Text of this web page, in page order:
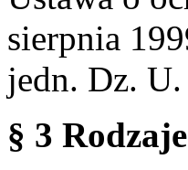
sierpnia
jedn. Dz.
§ 3